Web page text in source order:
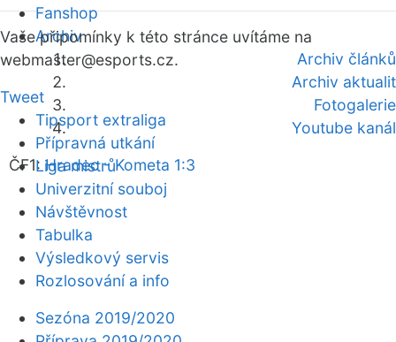
Fanshop
Archiv
Archiv článků
Archiv aktualit
Fotogalerie
Youtube kanál
ČF1: Hradec - Kometa 1:3
Vaše připomínky k této stránce uvítáme na
webmaster@esports.cz.
Tweet
Tipsport extraliga
Přípravná utkání
Liga mistrů
Univerzitní souboj
Návštěvnost
Tabulka
Výsledkový servis
Rozlosování a info
Sezóna 2019/2020